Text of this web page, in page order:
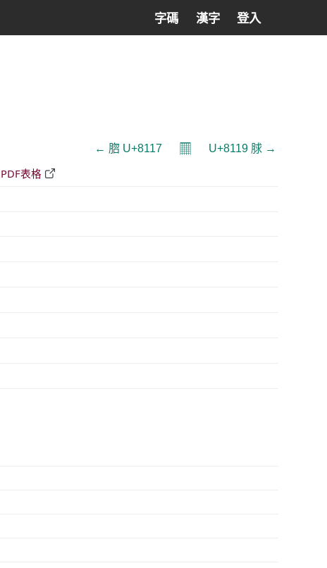
字碼 漢字 登入
← 脗 U+8117 𝄜 U+8119 脙 →
PDF表格